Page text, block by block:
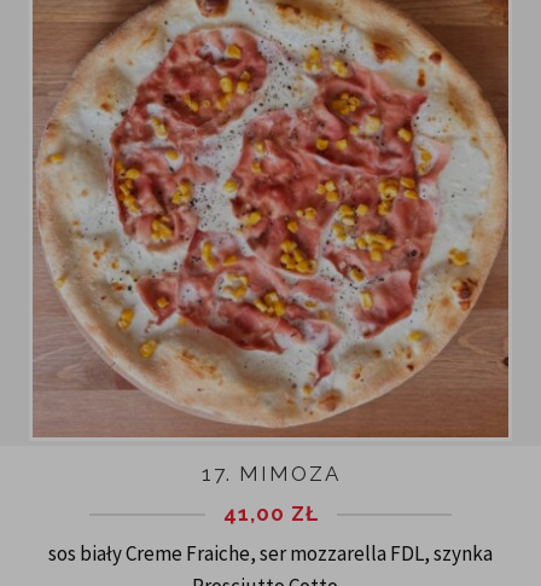
17. MIMOZA
41,00 ZŁ
sos biały Creme Fraiche, ser mozzarella FDL, szynka